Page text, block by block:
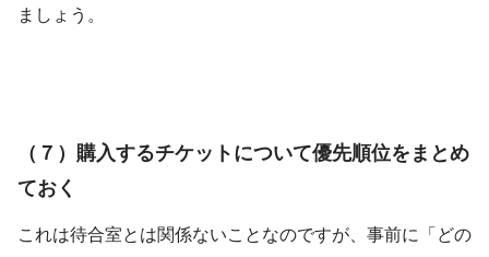
ましょう。
（７）購入するチケットについて優先順位をまとめ
ておく
これは待合室とは関係ないことなのですが、事前に「どの